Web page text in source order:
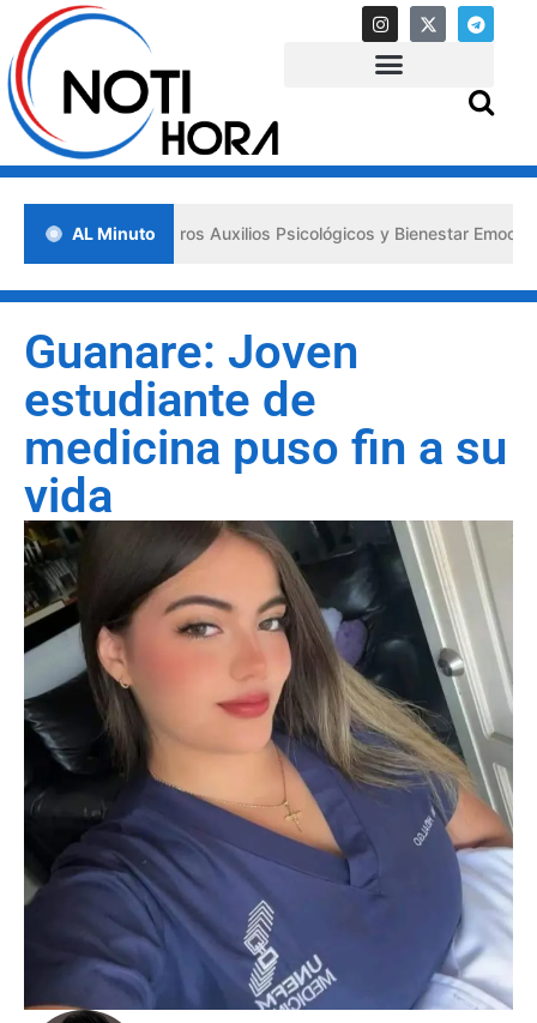
AL Minuto
los «Primeros Auxilios Psicológicos y Bienestar Emocional» ante
Guanare: Joven
estudiante de
medicina puso fin a su
vida